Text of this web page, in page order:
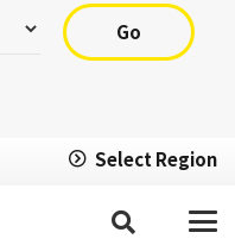
Go
Select Region